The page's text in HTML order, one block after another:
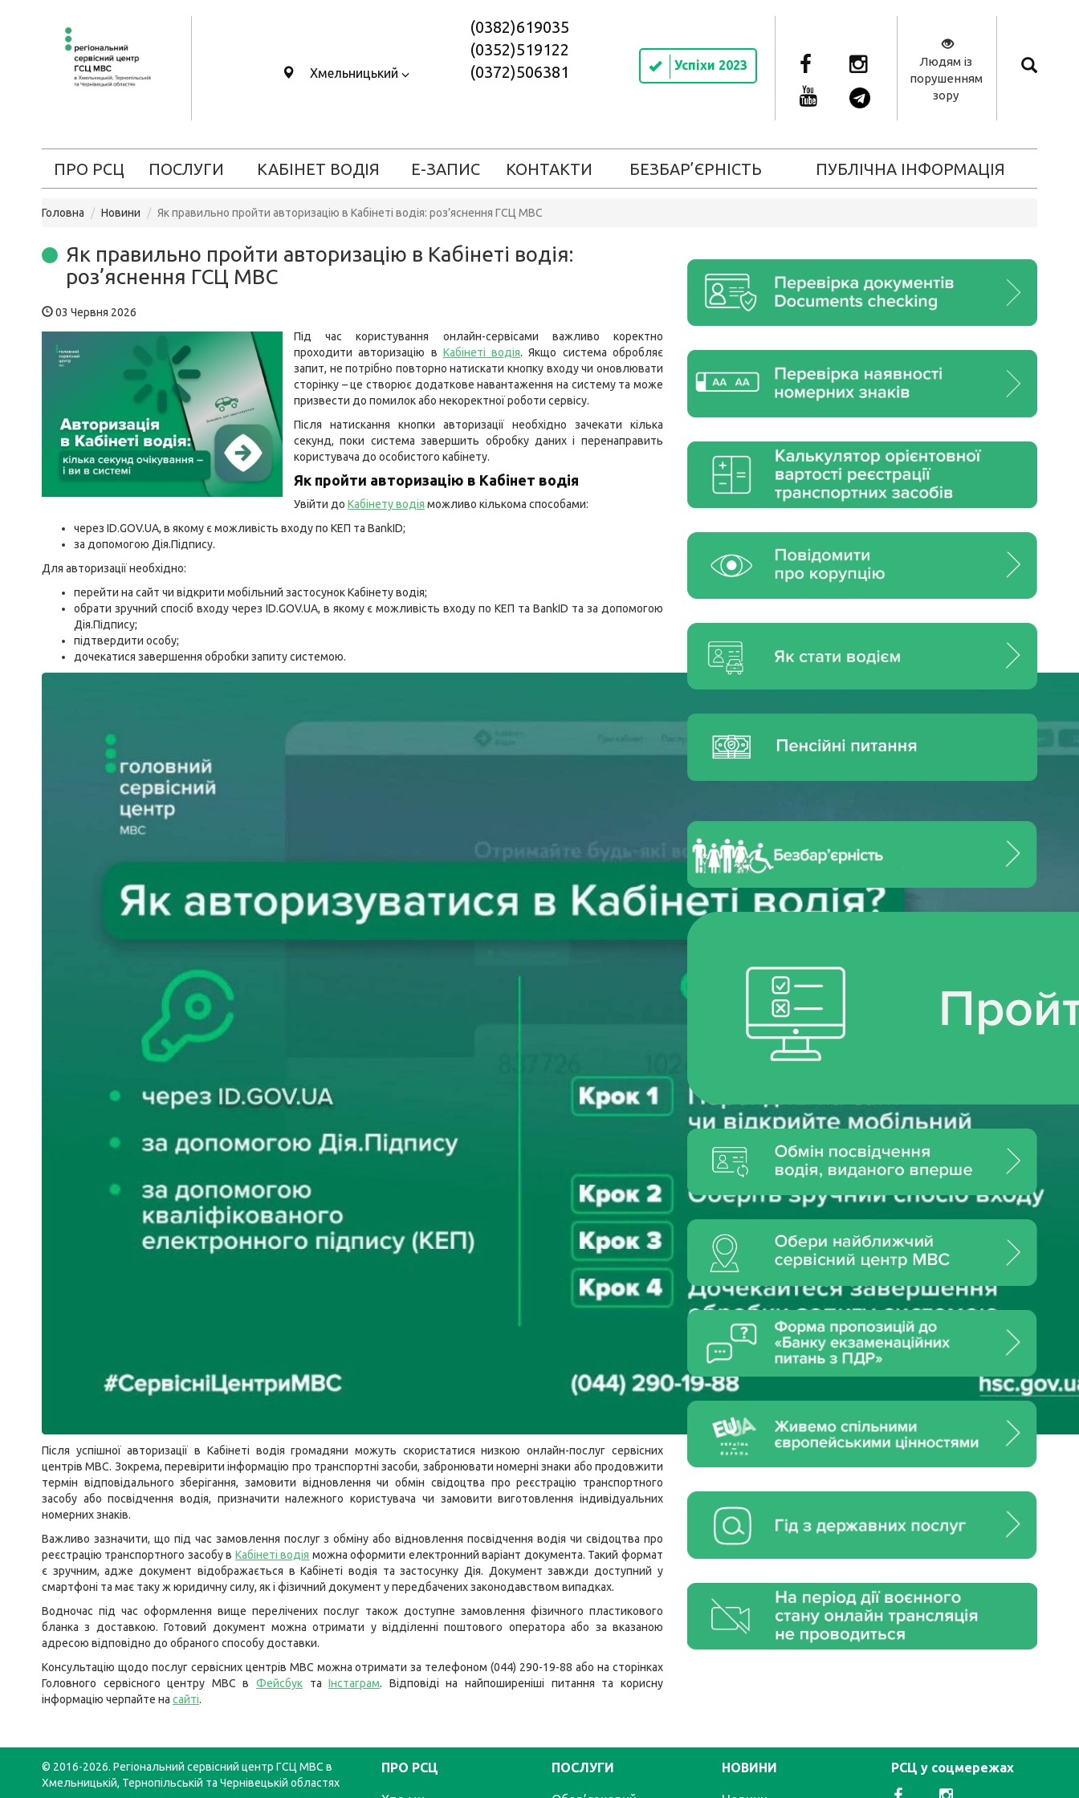
Хмельницький
(0382)619035
(0352)519122
(0372)506381
Успіхи 2023
Людям із
порушенням
зору
ПРО РСЦ ПОСЛУГИ КАБІНЕТ ВОДІЯ Е-ЗАПИС КОНТАКТИ БЕЗБАР’ЄРНІСТЬ ПУБЛІЧНА ІНФОРМАЦІЯ
Головна Новини Як правильно пройти авторизацію в Кабінеті водія: роз’яснення ГСЦ МВС
Як правильно пройти авторизацію в Кабінеті водія:
роз’яснення ГСЦ МВС
03 Червня 2026
Під час користування онлайн-сервісами важливо коректно
проходити авторизацію в Кабінеті водія. Якщо система обробляє
запит, не потрібно повторно натискати кнопку входу чи оновлювати
сторінку – це створює додаткове навантаження на систему та може
призвести до помилок або некоректної роботи сервісу.
Після натискання кнопки авторизації необхідно зачекати кілька
секунд, поки система завершить обробку даних і перенаправить
користувача до особистого кабінету.
Як пройти авторизацію в Кабінет водія
Увійти до Кабінету водія можливо кількома способами:
через ID.GOV.UA, в якому є можливість входу по КЕП та BankID;
за допомогою Дія.Підпису.
Для авторизації необхідно:
перейти на сайт чи відкрити мобільний застосунок Кабінету водія;
обрати зручний спосіб входу через ID.GOV.UA, в якому є можливість входу по КЕП та BankID та за допомогою
Дія.Підпису;
підтвердити особу;
дочекатися завершення обробки запиту системою.
Після успішної авторизації в Кабінеті водія громадяни можуть скористатися низкою онлайн-послуг сервісних
центрів МВС. Зокрема, перевірити інформацію про транспортні засоби, забронювати номерні знаки або продовжити
термін відповідального зберігання, замовити відновлення чи обмін свідоцтва про реєстрацію транспортного
засобу або посвідчення водія, призначити належного користувача чи замовити виготовлення індивідуальних
номерних знаків.
Важливо зазначити, що під час замовлення послуг з обміну або відновлення посвідчення водія чи свідоцтва про
реєстрацію транспортного засобу в Кабінеті водія можна оформити електронний варіант документа. Такий формат
є зручним, адже документ відображається в Кабінеті водія та застосунку Дія. Документ завжди доступний у
смартфоні та має таку ж юридичну силу, як і фізичний документ у передбачених законодавством випадках.
Водночас під час оформлення вище перелічених послуг також доступне замовлення фізичного пластикового
бланка з доставкою. Готовий документ можна отримати у відділенні поштового оператора або за вказаною
адресою відповідно до обраного способу доставки.
Консультацію щодо послуг сервісних центрів МВС можна отримати за телефоном (044) 290-19-88 або на сторінках
Головного сервісного центру МВС вФейсбук таІнстаграм. Відповіді на найпоширеніші питання та корисну
інформацію черпайте на сайті.
© 2016-2026. Регіональний сервісний центр ГСЦ МВС в
Хмельницькій, Тернопільській та Чернівецькій областях
ПРО РСЦ ПОСЛУГИ НОВИНИ РСЦ у соцмережах